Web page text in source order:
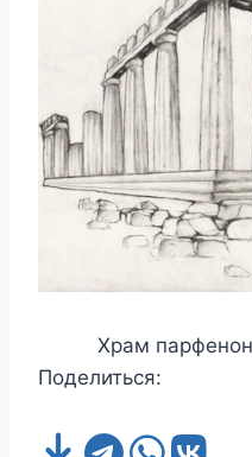
Храм
Поделиться: